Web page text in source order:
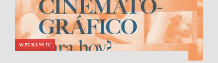
WPTRANSIT